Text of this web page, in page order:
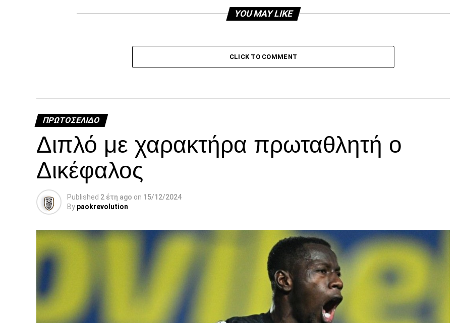
YOU MAY LIKE
CLICK TO COMMENT
ΠΡΩΤΟΣΈΛΙΔΟ
Διπλό με χαρακτήρα πρωταθλητή ο
Δικέφαλος
Published 2 έτη ago on 15/12/2024
By paokrevolution